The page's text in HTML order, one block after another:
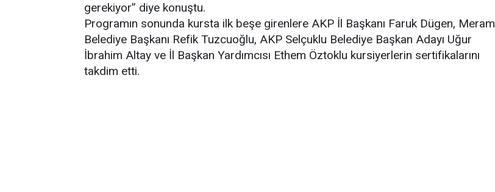
gerekiyor” diye konuştu.
Programın sonunda kursta ilk beşe girenlere AKP İl Başkanı Faruk Dügen, Meram
Belediye Başkanı Refik Tuzcuoğlu, AKP Selçuklu Belediye Başkan Adayı Uğur
İbrahim Altay ve İl Başkan Yardımcısı Ethem Öztoklu kursiyerlerin sertifikalarını
takdim etti.